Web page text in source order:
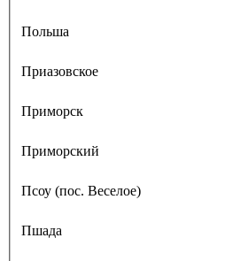
Польша
Приазовское
Приморск
Приморский
Псоу (пос. Веселое)
Пшада